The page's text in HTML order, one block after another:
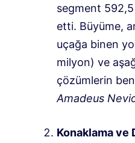
segment
etti. Büyüme,
uçağa binen
milyon) ve
çözümlerin
Amadeus
Konaklama ve